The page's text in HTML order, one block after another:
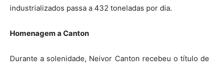
industrializados passa a 432 toneladas por dia.
Homenagem a Canton
Durante a solenidade, Neivor Canton recebeu o título de